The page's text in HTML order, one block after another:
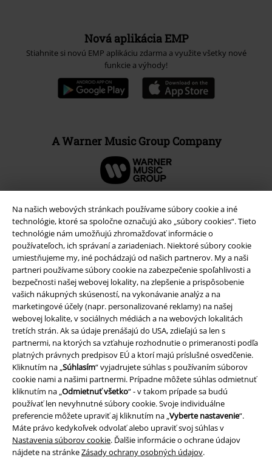
Na našich webových stránkach používame súbory cookie a iné
technológie, ktoré sa spoločne označujú ako „súbory cookies“. Tieto
technológie nám umožňujú zhromažďovať informácie o
používateľoch, ich správaní a zariadeniach. Niektoré súbory cookie
umiestňujeme my, iné pochádzajú od našich partnerov. My a naši
partneri používame súbory cookie na zabezpečenie spoľahlivosti a
bezpečnosti našej webovej lokality, na zlepšenie a prispôsobenie
vašich nákupných skúseností, na vykonávanie analýz a na
marketingové účely (napr. personalizované reklamy) na našej
webovej lokalite, v sociálnych médiách a na webových lokalitách
tretích strán. Ak sa údaje prenášajú do USA, zdieľajú sa len s
partnermi, na ktorých sa vzťahuje rozhodnutie o primeranosti podľa
platných právnych predpisov EÚ a ktorí majú príslušné osvedčenie.
Kliknutím na „Súhlasím“ vyjadrujete súhlas s používaním súborov
cookie nami a našimi partnermi. Prípadne môžete súhlas odmietnuť
kliknutím na „Odmietnuť všetko“ - v takom prípade sa budú
používať len nevyhnutné súbory cookie. Svoje individuálne
preferencie môžete upraviť aj kliknutím na „Vyberte nastavenie“.
Máte právo kedykoľvek odvolať alebo upraviť svoj súhlas v
Nastavenia súborov cookie. Ďalšie informácie o ochrane údajov
nájdete na stránkeZásady ochrany osobných údajov.
Nová aplikácia EMP
Stiahnite si novú EMP aplikáciu zdarma a využite všetky nové
funkcie a výhody!
A Warner Music Group Company
Právne informácie
Podmienky
Imprint
Ochrana osobných údajov
Likvidácia odpadu a ochrana životného prostredia
Vyhlásenie o zhode